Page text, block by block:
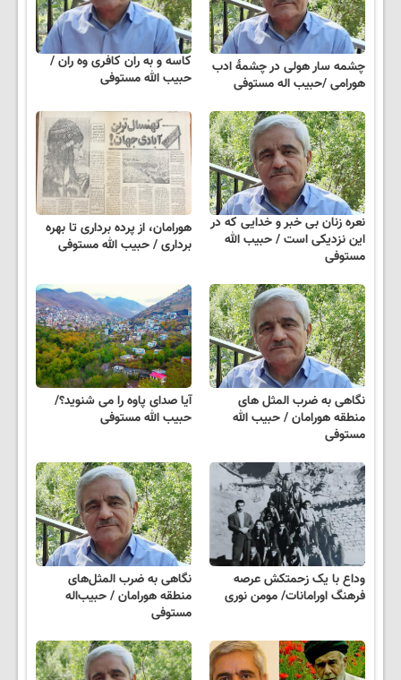
چشمه سار هولی در چشمۀ ادب
هورامی /حبیب اله مستوفی
کاسه و به ران کافری وه ران /
حبیب الله مستوفی
نعره زنان بی خبر و خدایی که در
این نزدیکی است / حبیب الله
مستوفی
هورامان، از پرده برداری تا بهره
برداری / حبیب الله مستوفی
نگاهی به ضرب المثل های
منطقه هورامان / حبیب الله
مستوفی
آیا صدای پاوه را می شنوید؟/
حبیب الله مستوفی
وداع با یک زحمتکش عرصه
فرهنگ اورامانات/ مومن نوری
نگاهی به ضرب المثل‌های
منطقه هورامان / حبیب‌اله
مستوفی